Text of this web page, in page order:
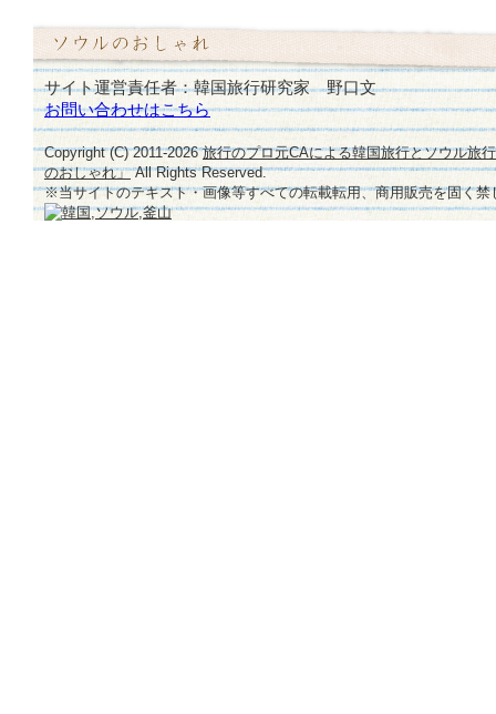
サイト運営責任者：韓国旅行研究家 野口文
お問い合わせはこちら
Copyright (C) 2011-2026旅行のプロ元CAによる韓国旅行とソウル旅
のおしゃれ」All Rights Reserved.
※当サイトのテキスト・画像等すべての転載転用、商用販売を固く禁